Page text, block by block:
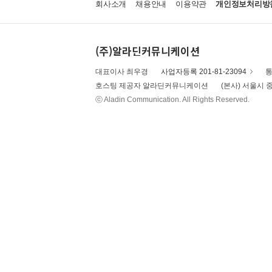
회사소개 채용안내 이용약관 개인정보처리방
(주)알라딘커뮤니케이션
대표이사 최우경 사업자등록 201-81-23094
호스팅 제공자 알라딘커뮤니케이션
(본사) 서울시
ⓒ Aladin Communication. All Rights Reserved.